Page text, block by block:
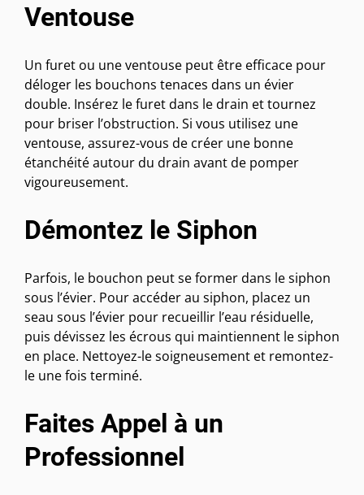
Ventouse
Un furet ou une ventouse peut être efficace pour
déloger les bouchons tenaces dans un évier
double. Insérez le furet dans le drain et tournez
pour briser l’obstruction. Si vous utilisez une
ventouse, assurez-vous de créer une bonne
étanchéité autour du drain avant de pomper
vigoureusement.
Démontez le Siphon
Parfois, le bouchon peut se former dans le siphon
sous l’évier. Pour accéder au siphon, placez un
seau sous l’évier pour recueillir l’eau résiduelle,
puis dévissez les écrous qui maintiennent le siphon
en place. Nettoyez-le soigneusement et remontez-
le une fois terminé.
Faites Appel à un
Professionnel